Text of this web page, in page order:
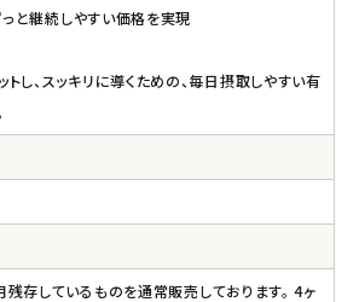
っと継続しやすい価格を実現
し、スッキリに導くための、毎日摂取しやすい有
存しているものを通常販売しております。 4ヶ